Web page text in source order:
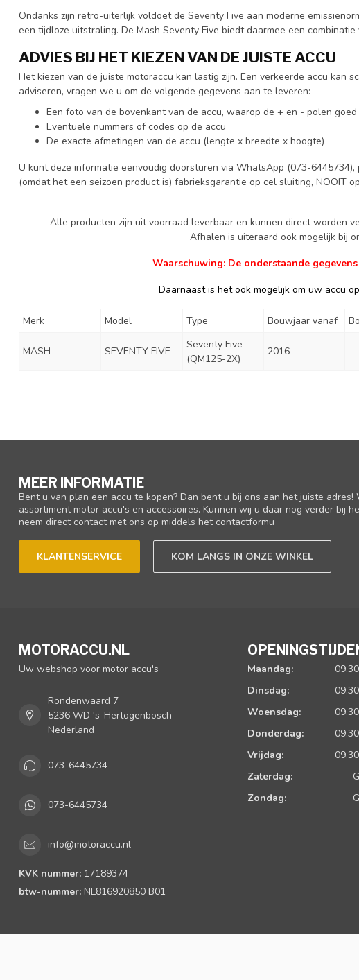
Ondanks zijn retro-uiterlijk voldoet de Seventy Five aan moderne
een tijdloze uitstraling. De Mash Seventy Five biedt daarmee een
ADVIES BIJ HET KIEZEN VAN DE JUISTE ACCU
Het kiezen van de juiste motoraccu kan lastig zijn. Een verkeerde accu
adviseren, vragen we u om de volgende gegevens aan te leveren:
Een foto van de bovenkant van de accu, waarop de + en - polen goed
Eventuele nummers of codes op de accu
De exacte afmetingen van de accu (lengte x breedte x hoogte)
U kunt deze informatie eenvoudig doorsturen via WhatsApp (073-6445734),
(omdat het een seizoen product is) fabrieksgarantie op cel sluiting, NOOIT
Alle producten zijn uit voorraad leverbaar en kunnen direct worden
Afhalen is uiteraard ook mogelijk bij
Waarschuwing: De onderstaande
Daarnaast is het ook mogelijk om uw accu
Merk Model Type Bouwjaar vanaf
MASH SEVENTY FIVE
Seventy Five
(QM125-2X)
2016
MEER INFORMATIE
Bent u van plan een accu te kopen? Dan bent u bij ons aan het juiste adres!
assortiment motor accu's en accessoires. Kunnen wij u daar nog verder bij
neem direct contact met ons op middels het contactformu
KLANTENSERVICE KOM LANGS IN ONZE WINKEL
MOTORACCU.NL
Uw webshop voor motor accu's
Rondenwaard 7
5236 WD 's-Hertogenbosch
Nederland
073-6445734
073-6445734
info@motoraccu.nl
KVK nummer: 17189374
btw-nummer: NL816920850 B01
Maandag:
Dinsdag:
Woensdag:
Donderdag:
Vrijdag:
Zaterdag:
Zondag: